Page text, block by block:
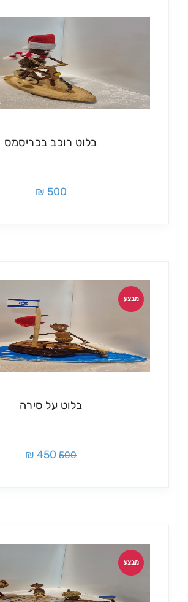
בלוט רוכב בכריסמס
500 ₪
מבצע
בלוט על סירה
500
מבצע